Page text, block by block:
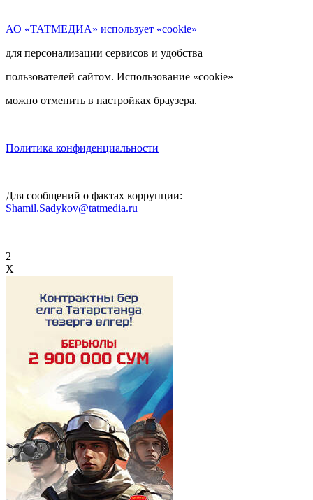
АО «ТАТМЕДИА» использует «cookie»
для персонализации сервисов и удобства
пользователей сайтом. Использование «cookie»
можно отменить в настройках браузера.
Политика конфиденциальности
Для сообщений о фактах коррупции:
Shamil.Sadykov@tatmedia.ru
2
X